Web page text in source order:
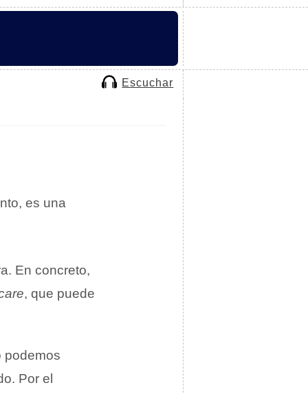
Escuchar
es una
En concreto,
, que puede
podemos
Por el